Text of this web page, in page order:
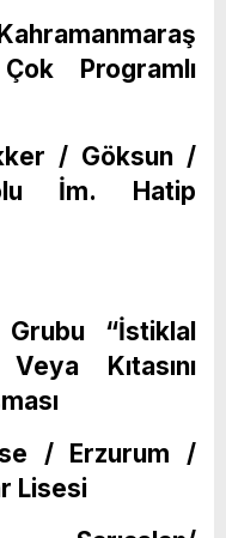
Programlı
/ Göksun /
İm. Hatip
“İstiklal
Kıtasını
/ Erzurum /
Lisesi